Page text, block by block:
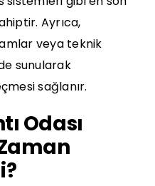
Ayrıca,
veya teknik
sunularak
sağlanır.
Odası